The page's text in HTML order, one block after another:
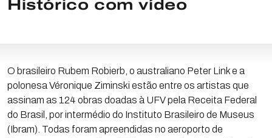
Histórico com vídeo
O brasileiro Rubem Robierb, o australiano Peter Link e a
polonesa Véronique Ziminski estão entre os artistas que
assinam as 124 obras doadas à UFV pela Receita Federal
do Brasil, por intermédio do Instituto Brasileiro de Museus
(Ibram). Todas foram apreendidas no aeroporto de